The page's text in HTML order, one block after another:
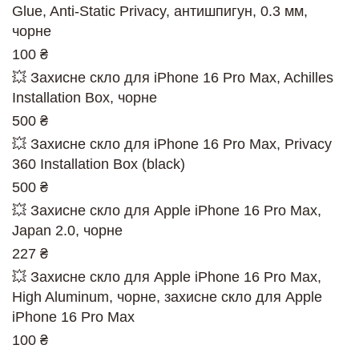
Glue, Anti-Static Privacy, антишпигун, 0.3 мм,
чорне
100 ₴
💥 Захисне скло для iPhone 16 Pro Max, Achilles
Installation Box, чорне
500 ₴
💥 Захисне скло для iPhone 16 Pro Max, Privacy
360 Installation Box (black)
500 ₴
💥 Захисне скло для Apple iPhone 16 Pro Max,
Japan 2.0, чорне
227 ₴
💥 Захисне скло для Apple iPhone 16 Pro Max,
High Aluminum, чорне, захисне скло для Apple
iPhone 16 Pro Max
100 ₴